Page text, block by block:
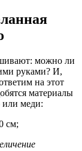
можно ли
руками? И,
на этот
материалы
или меди:
см;